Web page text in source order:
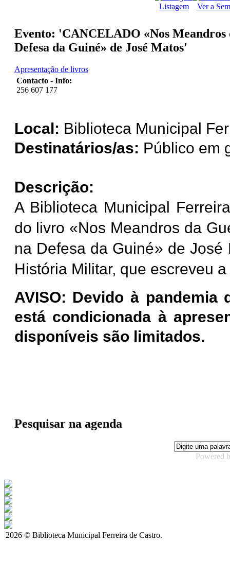
Listagem Ver a
Evento: 'CANCELADO «Nos
Defesa da Guiné» de José Matos'
Apresentação de livros
Contacto - Info:
256 607 177
Local: Biblioteca Municipal
Destinatários/as: Público em
Descrição:
A Biblioteca Municipal
do livro «Nos Meandros da
na Defesa da Guiné» de
História Militar, que escreveu
AVISO: Devido à pandemia
está condicionada à
disponíveis são limitados.
Pesquisar na agenda
Powered
2026 © Biblioteca Municipal Ferreira de Castro.